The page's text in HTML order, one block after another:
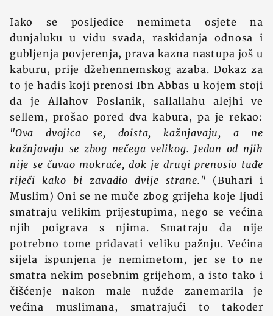
Iako se posljedice nemimeta osjete na
dunjaluku u vidu svađa, raskidanja odnosa i
gubljenja povjerenja, prava kazna nastupa još u
kaburu, prije džehennemskog azaba. Dokaz za
to je hadis koji prenosi Ibn Abbas u kojem stoji
da je Allahov Poslanik, sallallahu alejhi ve
sellem, prošao pored dva kabura, pa je rekao:
"Ova dvojica se, doista, kažnjavaju, a ne
kažnjavaju se zbog nečega velikog. Jedan od njih
nije se čuvao mokraće, dok je drugi prenosio tuđe
riječi kako bi zavadio dvije strane." (Buhari i
Muslim) Oni se ne muče zbog grijeha koje ljudi
smatraju velikim prijestupima, nego se većina
njih poigrava s njima. Smatraju da nije
potrebno tome pridavati veliku pažnju. Većina
sijela ispunjena je nemimetom, jer se to ne
smatra nekim posebnim grijehom, a isto tako i
čišćenje nakon male nužde zanemarila je
većina muslimana, smatrajući to također